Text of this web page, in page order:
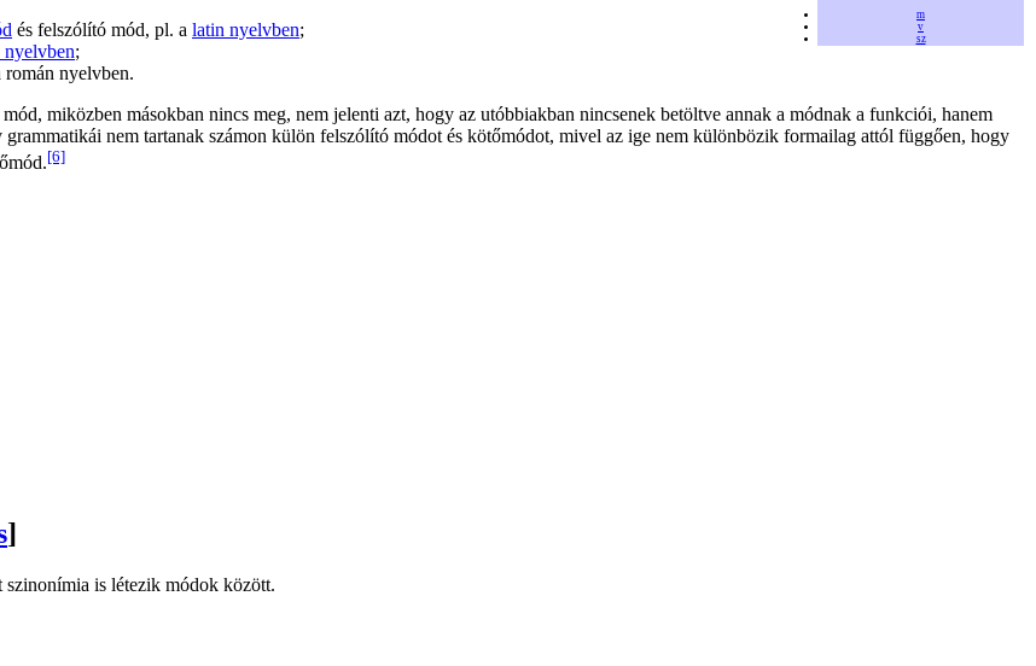
m
v
sz
és felszólító mód, pl. a latin nyelvben;
;
román nyelvben.
miközben másokban nincs meg, nem jelenti azt, hogy az utóbbiakban nincsenek betöltve annak a módnak a funkciói, hanem
nem tartanak számon külön felszólító módot és kötőmódot, mivel az ige nem különbözik formailag attól függően, hogy
[6]
]
is létezik módok között.